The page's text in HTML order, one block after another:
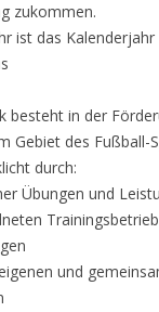
zukommen.
ist das Kalenderjahr
besteht in der
Gebiet des Fußball-
durch:
Übungen und
und